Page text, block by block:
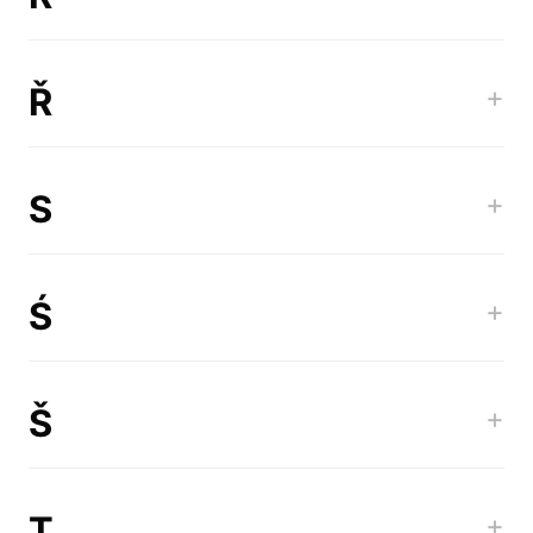
Ř +
S +
Ś +
Š +
+